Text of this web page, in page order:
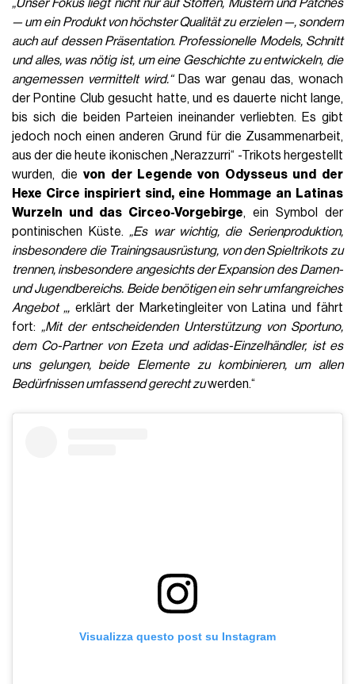
„Unser Fokus liegt nicht nur auf Stoffen, Mustern und Patches
— um ein Produkt von höchster Qualität zu erzielen —, sondern
auch auf dessen Präsentation. Professionelle Models, Schnitt
und alles, was nötig ist, um eine Geschichte zu entwickeln, die
angemessen vermittelt wird.“Das war genau das, wonach
der Pontine Club gesucht hatte, und es dauerte nicht lange,
bis sich die beiden Parteien ineinander verliebten. Es gibt
jedoch noch einen anderen Grund für die Zusammenarbeit,
aus der die heute ikonischen „Nerazzurri“ -Trikots hergestellt
wurden, dievon der Legende von Odysseus und der
Hexe Circe inspiriert sind, eine Hommage an Latinas
Wurzeln und das Circeo-Vorgebirge, ein Symbol der
pontinischen Küste.„Es war wichtig, die Serienproduktion,
insbesondere die Trainingsausrüstung, von den Spieltrikots zu
trennen, insbesondere angesichts der Expansion des Damen-
und Jugendbereichs. Beide benötigen ein sehr umfangreiches
Angebot „, erklärt der Marketingleiter von Latina und fährt
fort:„Mit der entscheidenden Unterstützung von Sportuno,
dem Co-Partner von Ezeta und adidas-Einzelhändler, ist es
uns gelungen, beide Elemente zu kombinieren, um allen
Bedürfnissen umfassend gerecht zuwerden.“
Visualizza questo post su Instagram